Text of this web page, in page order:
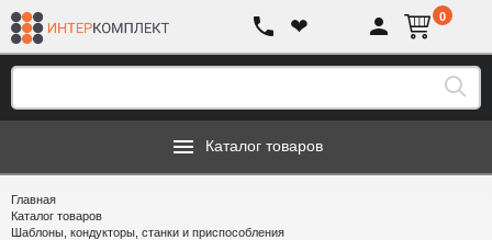
❤ 0
Каталог товаров
Главная
Каталог товаров
Шаблоны, кондукторы, станки и приспособления